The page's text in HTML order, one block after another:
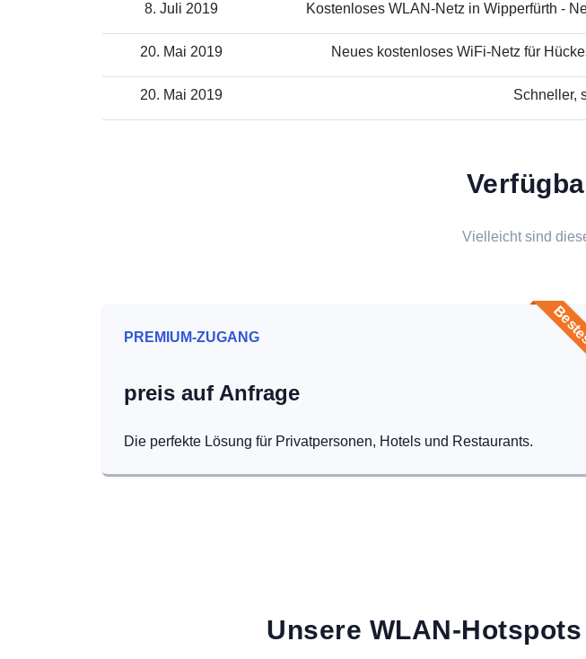
8. Juli 2019 Kostenloses WLAN-Netz in Wipperfürth -
20. Mai 2019 Neues kostenloses WiFi-Netz für
20. Mai 2019 Schneller,
Vielleicht sind
PREMIUM-ZUGANG
preis auf Anfrage
Die perfekte Lösung für Privatpersonen, Hotels und Restaurants.
Unsere WLAN-